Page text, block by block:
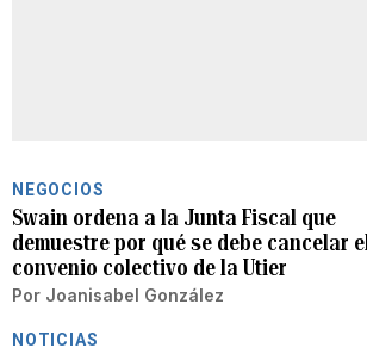
NEGOCIOS
Swain ordena a la Junta Fiscal que
demuestre por qué se debe cancelar el
convenio colectivo de la Utier
Por Joanisabel González
NOTICIAS